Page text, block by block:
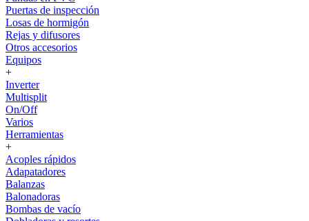
Puertas de inspección
Losas de hormigón
Rejas y difusores
Otros accesorios
Equipos
+
Inverter
Multisplit
On/Off
Varios
Herramientas
+
Acoples rápidos
Adapatadores
Balanzas
Balonadoras
Bombas de vacío